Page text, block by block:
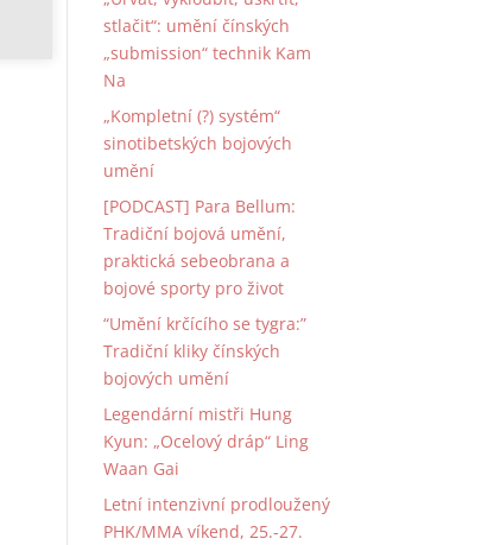
stlačit“: umění čínských
„submission“ technik Kam
Na
„Kompletní (?) systém“
sinotibetských bojových
umění
[PODCAST] Para Bellum:
Tradiční bojová umění,
praktická sebeobrana a
bojové sporty pro život
“Umění krčícího se tygra:”
Tradiční kliky čínských
bojových umění
Legendární mistři Hung
Kyun: „Ocelový dráp“ Ling
Waan Gai
Letní intenzivní prodloužený
PHK/MMA víkend, 25.-27.